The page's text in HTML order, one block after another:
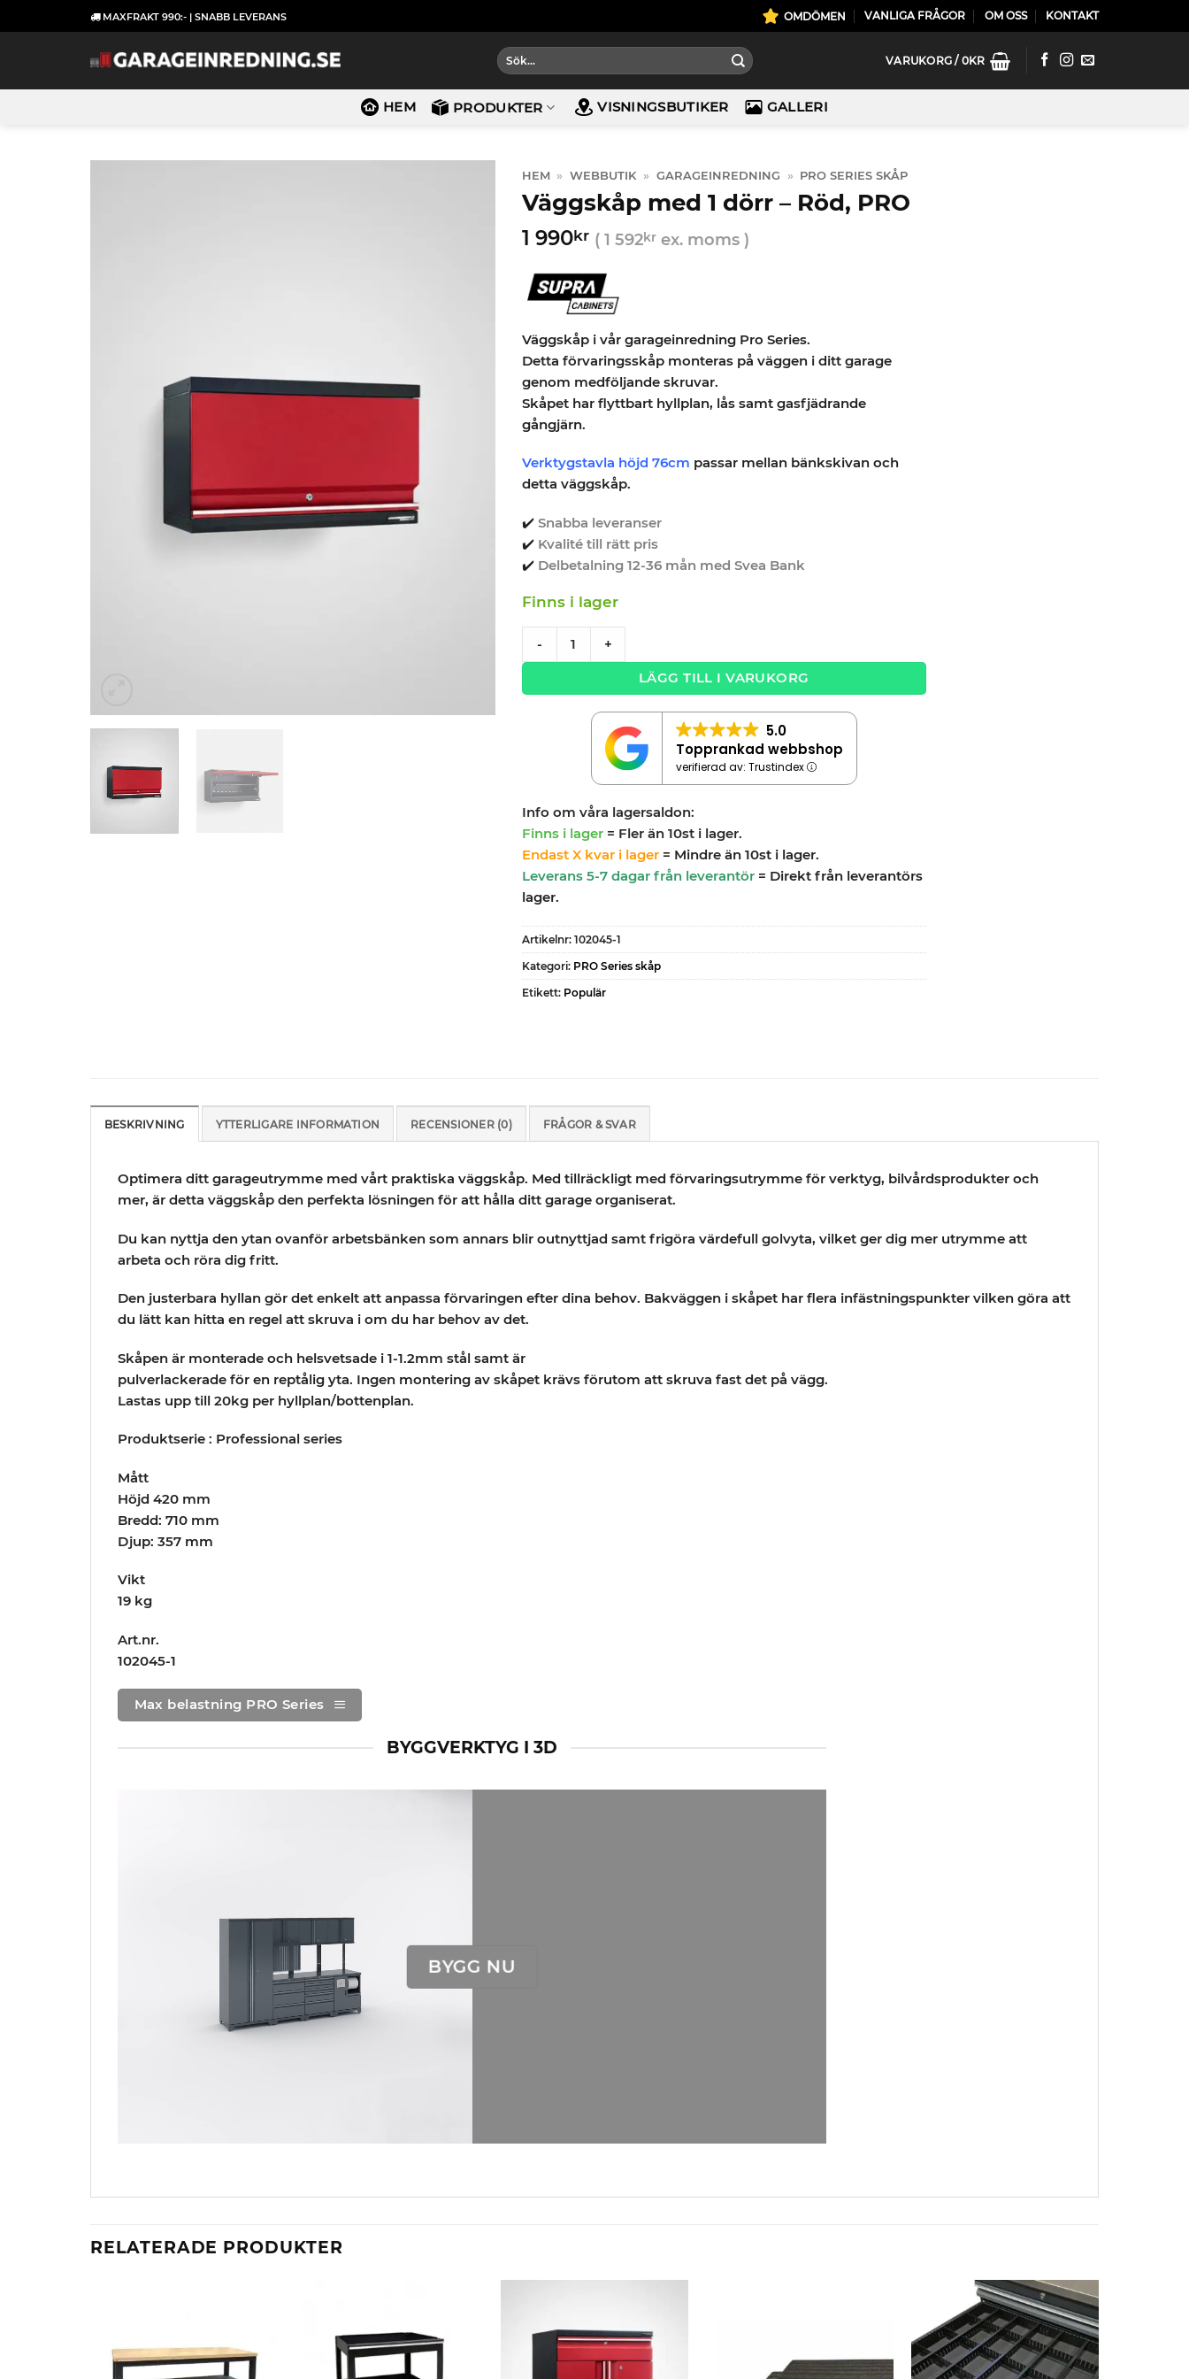
to
MAXFRAKT 990:- | SNABB LEVERANS OMDÖMEN VANLIGA FRÅGOR OM OSS KONTAKT
Sök
efter:
VARUKORG / 0KR
HEM PRODUKTER VISNINGSBUTIKER GALLERI
HEM » WEBBUTIK » GARAGEINREDNING » PRO SERIES SKÅP
Väggskåp med 1 dörr – Röd, PRO
1 990kr ( 1 592krex. moms )
Väggskåp i vår garageinredning Pro Series.
Detta förvaringsskåp monteras på väggen i ditt garage
genom medföljande skruvar.
Skåpet har flyttbart hyllplan, lås samt gasfjädrande
gångjärn.
Verktygstavla höjd 76cm passar mellan bänkskivan och
detta väggskåp.
✔️ Snabba leveranser
✔️ Kvalité till rätt pris
✔️ Delbetalning 12-36 mån med Svea Bank
Finns i lager
- +
LÄGG TILL I VARUKORG
5.0
Topprankad webbshop
verifierad av: Trustindex
Info om våra lagersaldon:
Finns i lager = Fler än 10st i lager.
Endast X kvar i lager = Mindre än 10st i lager.
Leverans 5-7 dagar från leverantör= Direkt från leverantörs
lager.
Artikelnr: 102045-1
Kategori: PRO Series skåp
Etikett: Populär
BESKRIVNING YTTERLIGARE INFORMATION RECENSIONER (0) FRÅGOR & SVAR
Optimera ditt garageutrymme med vårt praktiska väggskåp. Med tillräckligt med förvaringsutrymme för verktyg, bilvårdsprodukter och
mer, är detta väggskåp den perfekta lösningen för att hålla ditt garage organiserat.
Du kan nyttja den ytan ovanför arbetsbänken som annars blir outnyttjad samt frigöra värdefull golvyta, vilket ger dig mer utrymme att
arbeta och röra dig fritt.
Den justerbara hyllan gör det enkelt att anpassa förvaringen efter dina behov. Bakväggen i skåpet har flera infästningspunkter vilken göra att
du lätt kan hitta en regel att skruva i om du har behov av det.
Skåpen är monterade och helsvetsade i 1-1.2mm stål samt är
pulverlackerade för en reptålig yta. Ingen montering av skåpet krävs förutom att skruva fast det på vägg.
Lastas upp till 20kg per hyllplan/bottenplan.
Produktserie : Professional series
Mått
Höjd 420 mm
Bredd: 710 mm
Djup: 357 mm
Vikt
19 kg
Art.nr.
102045-1
Max belastning PRO Series
BYGGVERKTYG I 3D
BYGG NU
RELATERADE PRODUKTER